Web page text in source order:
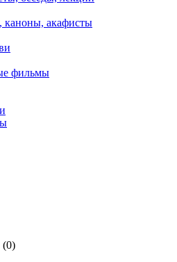
каноны, акафисты
фильмы
(0)